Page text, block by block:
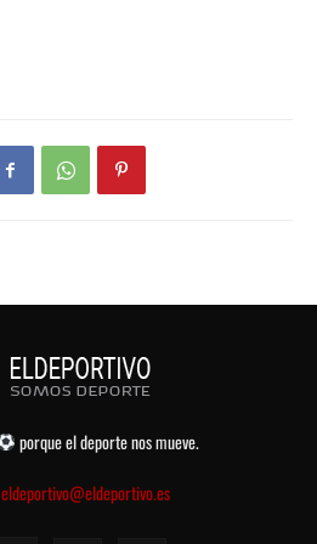
porque el deporte nos mueve.
eldeportivo@eldeportivo.es